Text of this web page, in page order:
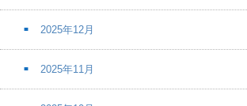
2025年12月
2025年11月